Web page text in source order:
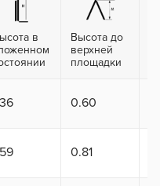
в
Высота до
верхней
площадки
0.60
0.81